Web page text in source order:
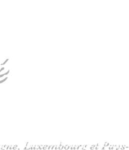
Luxembourg et Pays-